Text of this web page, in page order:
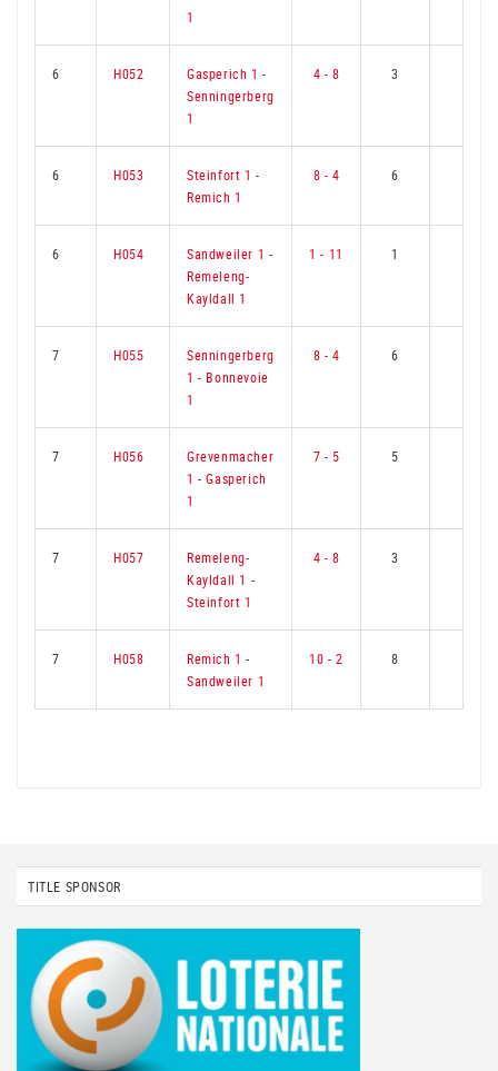
1
6 H052 Gasperich 1 -
Senningerberg
1
4 - 8 3
6 H053 Steinfort 1 -
Remich 1
8 - 4 6
6 H054 Sandweiler 1 -
Remeleng-
Kayldall 1
1 - 11 1
7 H055
Senningerberg
1 - Bonnevoie
1
8 - 4 6
7 H056
Grevenmacher
1 -Gasperich
1
7 - 5 5
7 H057
Remeleng-
Kayldall 1 -
Steinfort 1
4 - 8 3
7 H058 Remich 1 -
Sandweiler 1
10 - 2 8
TITLE SPONSOR